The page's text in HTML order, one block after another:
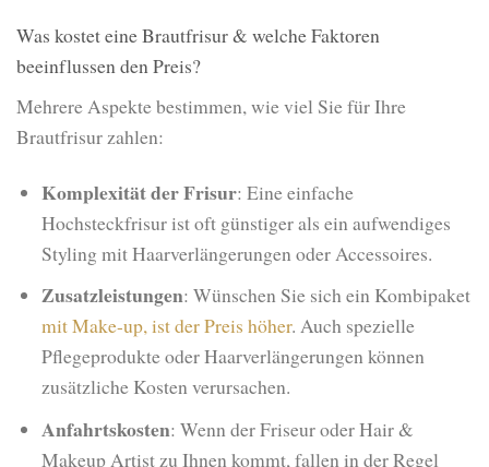
Was kostet eine Brautfrisur & welche Faktoren
beeinflussen den Preis?
Mehrere Aspekte bestimmen, wie viel Sie für Ihre
Brautfrisur zahlen:
Komplexität der Frisur: Eine einfache
Hochsteckfrisur ist oft günstiger als ein aufwendiges
Styling mit Haarverlängerungen oder Accessoires.
Zusatzleistungen: Wünschen Sie sich ein Kombipaket
mit Make-up, ist der Preis höher. Auch spezielle
Pflegeprodukte oder Haarverlängerungen können
zusätzliche Kosten verursachen.
Anfahrtskosten: Wenn der Friseur oder Hair &
Makeup Artist zu Ihnen kommt, fallen in der Regel